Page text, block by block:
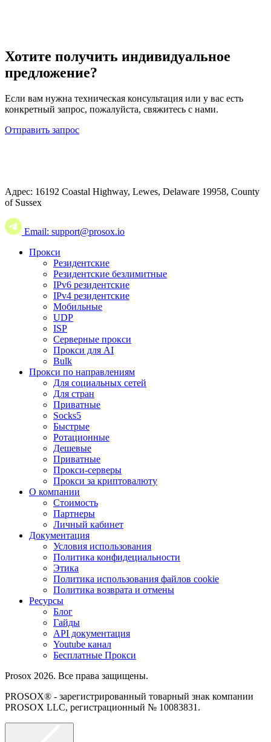
Хотите получить индивидуальное
предложение?
Если вам нужна техническая консультация или у вас есть
конкретный запрос, пожалуйста, свяжитесь с нами.
Отправить запрос
Адрес: 16192 Coastal Highway, Lewes, Delaware 19958, County
of Sussex
Email: support@prosox.io
Прокси
Резидентские
Резидентские безлимитные
IPv6 резидентские
IPv4 резидентские
Мобильные
UDP
ISP
Серверные прокси
Прокси для AI
Bulk
Прокси по направлениям
Для социальных сетей
Для стран
Приватные
Socks5
Быстрые
Ротационные
Дешевые
Приватные
Прокси-серверы
Прокси за криптовалюту
О компании
Стоимость
Партнеры
Личный кабинет
Документация
Условия использования
Политика конфидециальности
Этика
Политика использования файлов cookie
Политика возврата и отмены
Ресурсы
Блог
Гайды
API документация
Youtube канал
Бесплатные Прокси
Prosox 2026. Все права защищены.
PROSOX® - зарегистрированный товарный знак компании
PROSOX LLC, регистрационный № 10083831.